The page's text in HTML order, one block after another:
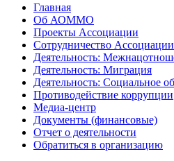
Главная
Об АОММО
Проекты Ассоциации
Сотрудничество Ассоциации
Деятельность:
Деятельность: Миграция
Деятельность: Социальное
Противодействие коррупции
Медиа-центр
Документы (финансовые)
Отчет о деятельности
Обратиться в организацию